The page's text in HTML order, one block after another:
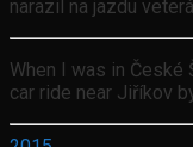
narazil na jazdu
When I was in České
car ride near Jiříkov